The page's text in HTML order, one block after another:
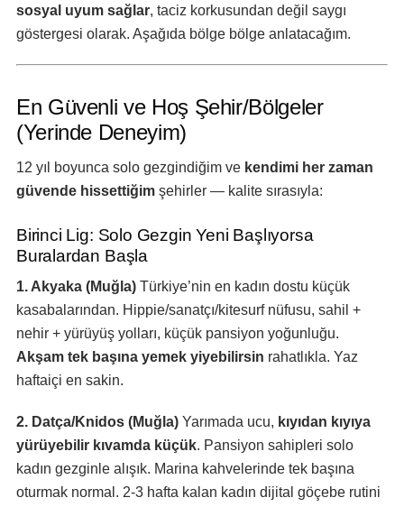
sosyal uyum sağlar, taciz korkusundan değil saygı
göstergesi olarak. Aşağıda bölge bölge anlatacağım.
En Güvenli ve Hoş Şehir/Bölgeler
(Yerinde Deneyim)
12 yıl boyunca solo gezgindiğim ve kendimi her zaman
güvende hissettiğim şehirler — kalite sırasıyla:
Birinci Lig: Solo Gezgin Yeni Başlıyorsa
Buralardan Başla
1. Akyaka (Muğla) Türkiye’nin en kadın dostu küçük
kasabalarından. Hippie/sanatçı/kitesurf nüfusu, sahil +
nehir + yürüyüş yolları, küçük pansiyon yoğunluğu.
Akşam tek başına yemek yiyebilirsin rahatlıkla. Yaz
haftaiçi en sakin.
2. Datça/Knidos (Muğla) Yarımada ucu, kıyıdan kıyıya
yürüyebilir kıvamda küçük. Pansiyon sahipleri solo
kadın gezginle alışık. Marina kahvelerinde tek başına
oturmak normal. 2-3 hafta kalan kadın dijital göçebe rutini